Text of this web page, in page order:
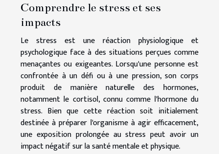
Comprendre le stress et ses
impacts
Le stress est une réaction physiologique et
psychologique face à des situations perçues comme
menaçantes ou exigeantes. Lorsqu'une personne est
confrontée à un défi ou à une pression, son corps
produit de manière naturelle des hormones,
notamment le cortisol, connu comme l'hormone du
stress. Bien que cette réaction soit initialement
destinée à préparer l'organisme à agir efficacement,
une exposition prolongée au stress peut avoir un
impact négatif sur la santé mentale et physique.